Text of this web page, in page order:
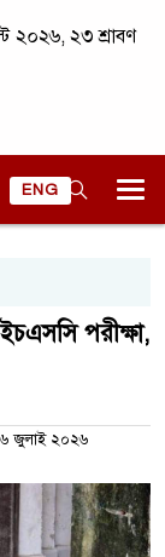
২০২৬, ২৩ শ্রাবণ
ENG
পরীক্ষা,
জুলাই ২০২৬